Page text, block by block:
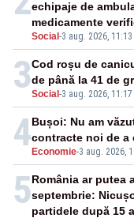
Social-3 aug. 2026, 11:13
echipaje de
medicamente
publice
3Social-3 aug. 2026, 11:17
Cod roșu de
de până la 41 de
4Economie-3 aug. 2026,
Bușoi: Nu am
contracte noi de a
5România ar putea
septembrie:
partidele după 15